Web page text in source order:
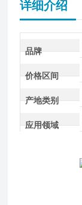
详细介绍
品牌
价格区间
产地类别
应用领域